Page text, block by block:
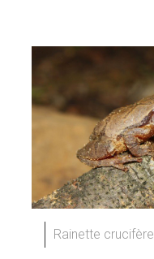
Rainette crucifère